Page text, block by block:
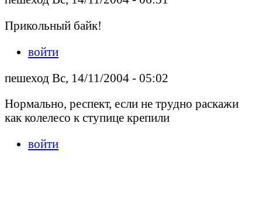
Прикольный байк!
войти
пешеход Вс, 14/11/2004 - 05:02
Нормально, респект, если не трудно раскажи
как колелесо к ступице крепили
войти